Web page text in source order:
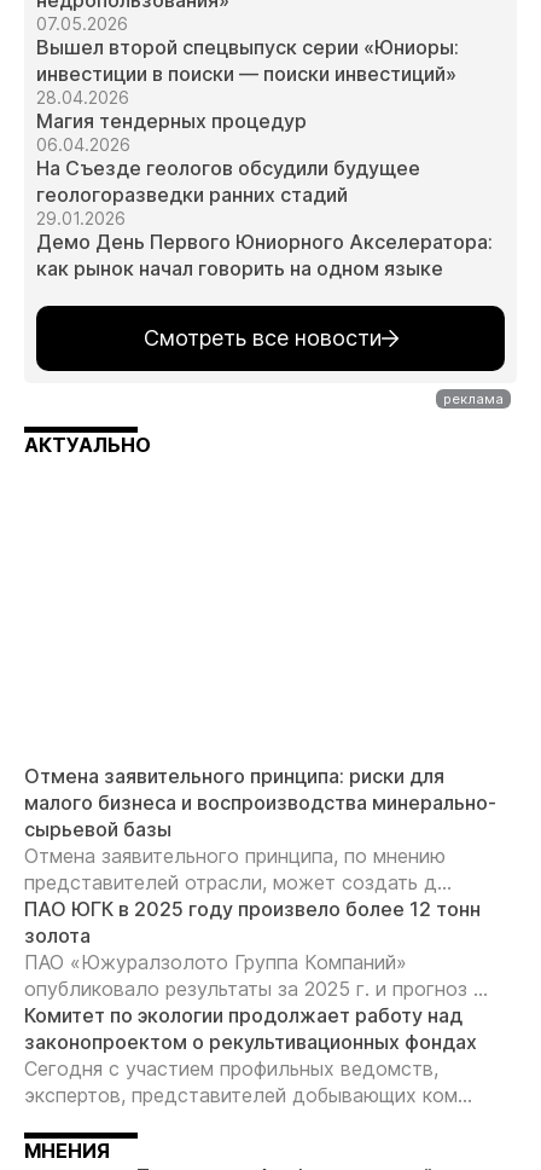
07.05.2026
Вышел второй спецвыпуск серии «Юниоры:
инвестиции в поиски — поиски инвестиций»
28.04.2026
Магия тендерных процедур
06.04.2026
На Съезде геологов обсудили будущее
геологоразведки ранних стадий
29.01.2026
Демо День Первого Юниорного Акселератора:
как рынок начал говорить на одном языке
Смотреть все новости
АКТУАЛЬНО
Отмена заявительного принципа: риски для
малого бизнеса и воспроизводства минерально-
сырьевой базы
Отмена заявительного принципа, по мнению
представителей отрасли, может создать д...
ПАО ЮГК в 2025 году произвело более 12 тонн
золота
ПАО «Южуралзолото Группа Компаний»
опубликовало результаты за 2025 г. и прогноз ...
Комитет по экологии продолжает работу над
законопроектом о рекультивационных фондах
Сегодня с участием профильных ведомств,
экспертов, представителей добывающих ком...
МНЕНИЯ